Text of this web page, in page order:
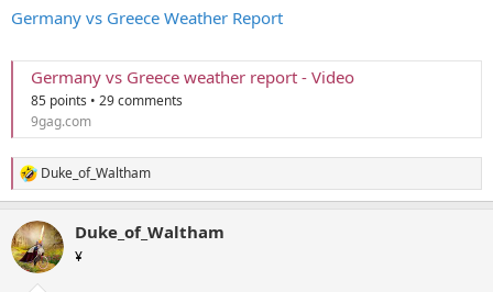
Germany vs Greece Weather Report
Germany vs Greece weather report - Video
85 points • 29 comments
9gag.com
R
e
c
t
i
Duke_of_Waltham
Duke_of_Waltham
¥